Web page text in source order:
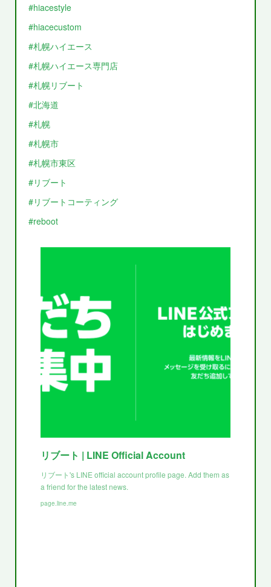
#hiacestyle
#hiacecustom
#札幌ハイエース
#札幌ハイエース専門店
#札幌リブート
#北海道
#札幌
#札幌市
#札幌市東区
#リブート
#リブートコーティング
#reboot
リブート | LINE Official Account
リブート's LINE official account profile page. Add them as
a friend for the latest news.
page.line.me